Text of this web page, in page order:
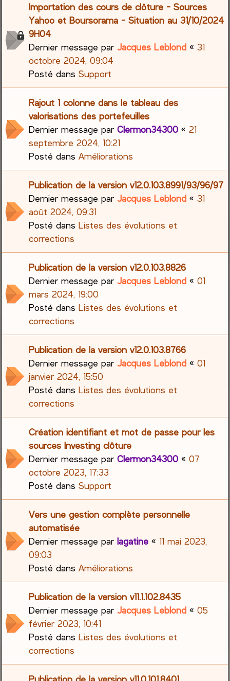
Importation des cours de clôture - Sources
Yahoo et Boursorama - Situation au 31/10/2024
9H04
Dernier message parJacques Leblond «31
octobre 2024, 09:04
Posté dansSupport
Rajout 1 colonne dans le tableau des
valorisations des portefeuilles
Dernier message parClermon34300 «21
septembre 2024, 10:21
Posté dansAméliorations
Publication de la version v12.0.103.8991/93/96/97
Dernier message parJacques Leblond «31
août 2024, 09:31
Posté dansListes des évolutions et
corrections
Publication de la version v12.0.103.8826
Dernier message parJacques Leblond «01
mars 2024, 19:00
Posté dansListes des évolutions et
corrections
Publication de la version v12.0.103.8766
Dernier message parJacques Leblond «01
janvier 2024, 15:50
Posté dansListes des évolutions et
corrections
Création identifiant et mot de passe pour les
sources Investing clôture
Dernier message parClermon34300 «07
octobre 2023, 17:33
Posté dansSupport
Vers une gestion complète personnelle
automatisée
Dernier message parlagatine « 11 mai 2023,
09:03
Posté dansAméliorations
Publication de la version v11.1.102.8435
Dernier message parJacques Leblond «05
février 2023, 10:41
Posté dansListes des évolutions et
corrections